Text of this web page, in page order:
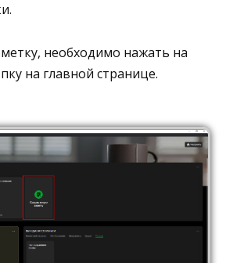
необходимо нажать на
на главной странице.